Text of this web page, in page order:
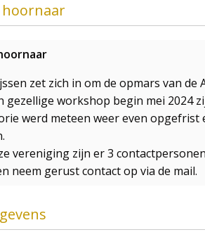
hoornaar
zet zich in om de opmars van de
gezellige workshop begin mei 2024
werd meteen weer even opgefrist
vereniging zijn er 3
neem gerust contact op via de mail.